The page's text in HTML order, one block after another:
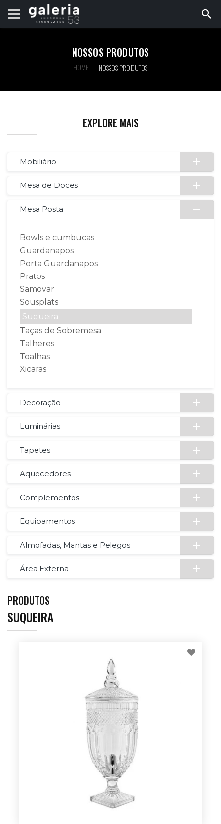
NOSSOS PRODUTOS
HOME NOSSOS PRODUTOS
EXPLORE MAIS
Mobiliário
Mesa de Doces
Mesa Posta
Bowls e cumbucas
Guardanapos
Porta Guardanapos
Pratos
Samovar
Sousplats
Suqueira
Taças de Sobremesa
Talheres
Toalhas
Xicaras
Decoração
Luminárias
Tapetes
Aquecedores
Complementos
Equipamentos
Almofadas, Mantas e Pelegos
Área Externa
PRODUTOS
SUQUEIRA